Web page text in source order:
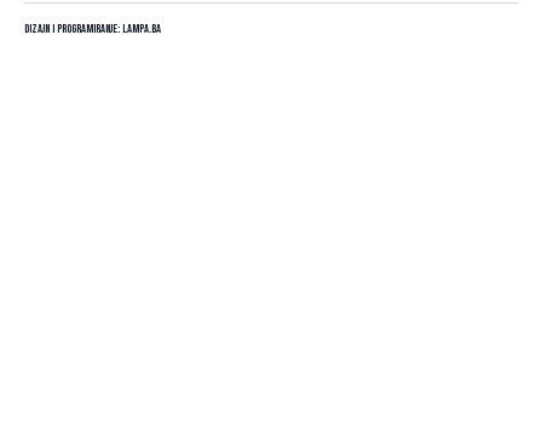
Dizajn i programiranje:Lampa.ba